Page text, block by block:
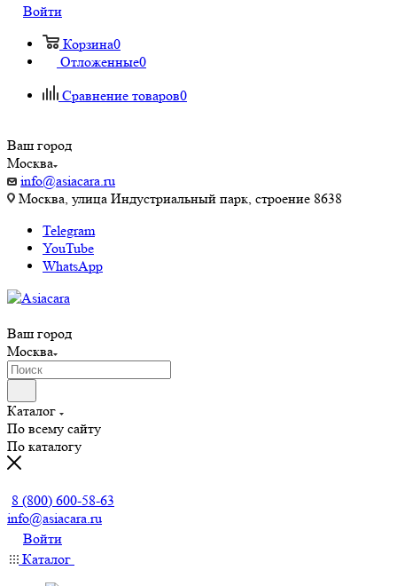
Войти
Корзина0
Отложенные0
Сравнение товаров0
Ваш город
Москва
info@asiacara.ru
Москва, улица Индустриальный парк, строение 8638
Telegram
YouTube
WhatsApp
Ваш город
Москва
Каталог
По всему сайту
По каталогу
8 (800) 600-58-63
info@asiacara.ru
Войти
Каталог